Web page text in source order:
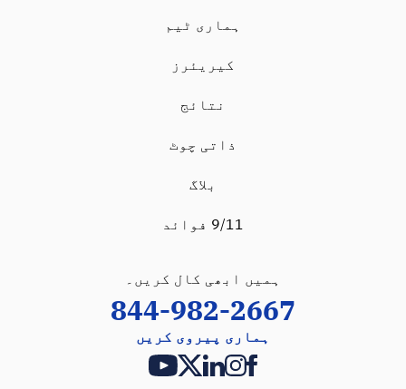
ہماری ٹیم
کیریئرز
نتائج
ذاتی چوٹ
بلاگ
9/11 فوائد
ہمیں ابھی کال کریں۔
844-982-2667
ہماری پیروی کریں